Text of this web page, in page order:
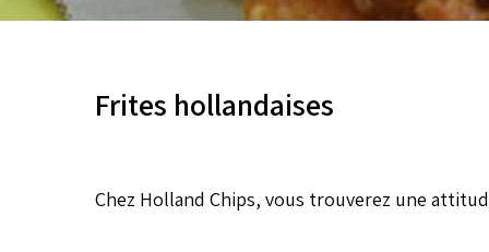
Frites hollandaises
Chez Holland Chips, vous trouverez une